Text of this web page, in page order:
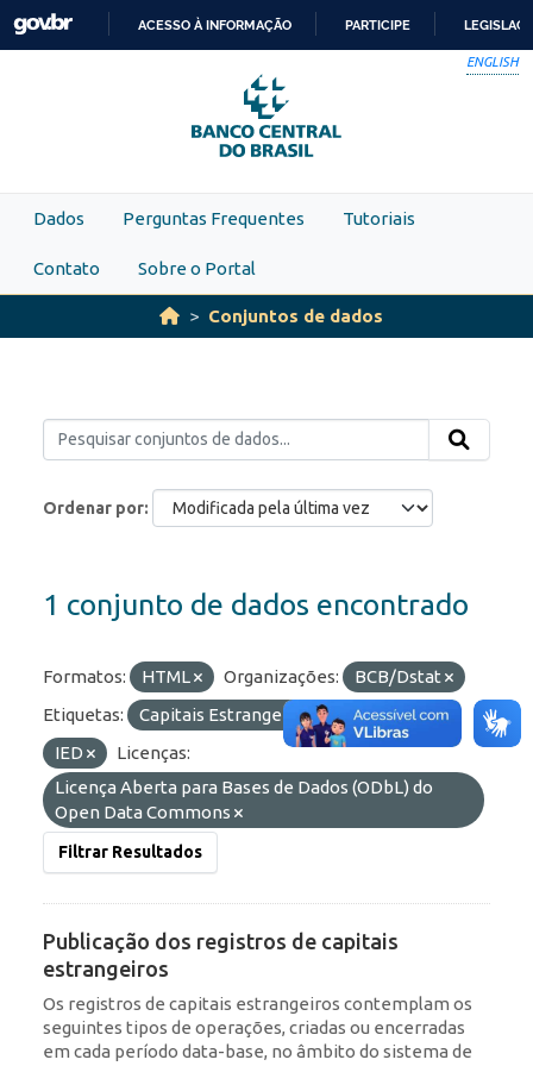
Skip to main content
PARA
O
CONTEÚDO
ACESSO À INFORMAÇÃO PARTICIPE
ENGLISH
Dados Perguntas Frequentes Tutoriais
Contato Sobre o Portal
Conjuntos de dados
Ordenar por
1 conjunto de dados encontrado
Formatos: HTML Organizações:
BCB/Dstat
Etiquetas:
Capitais Estrangeiros
ROF
IED
Licenças:
Licença Aberta para Bases de Dados (ODbL) do
Open Data Commons
Filtrar Resultados
Publicação dos registros de capitais
estrangeiros
Os registros de capitais estrangeiros contemplam os
seguintes tipos de operações, criadas ou encerradas
em cada período data-base, no âmbito do sistema de